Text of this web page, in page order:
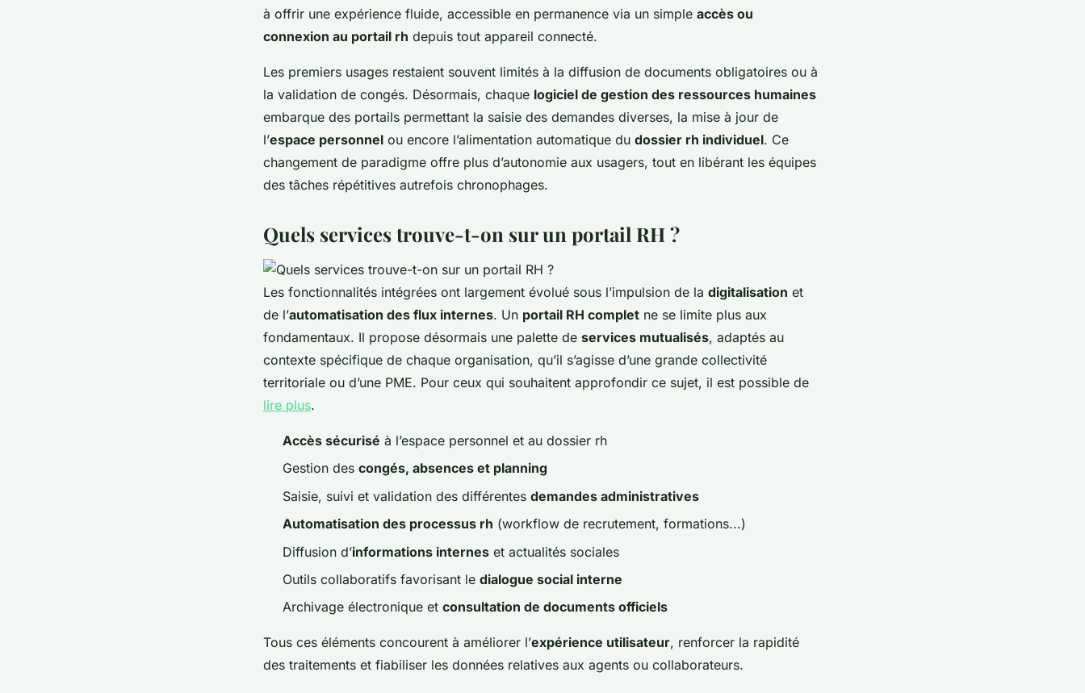
à offrir une expérience fluide, accessible en permanence via un simple accès ou
connexion au portail rh depuis tout appareil connecté.
Les premiers usages restaient souvent limités à la diffusion de documents obligatoires ou à
la validation de congés. Désormais, chaque logiciel de gestion des ressources humaines
embarque des portails permettant la saisie des demandes diverses, la mise à jour de
l’espace personnel ou encore l’alimentation automatique du dossier rh individuel. Ce
changement de paradigme offre plus d’autonomie aux usagers, tout en libérant les équipes
des tâches répétitives autrefois chronophages.
Quels services trouve-t-on sur un portail RH ?
Les fonctionnalités intégrées ont largement évolué sous l’impulsion de la digitalisation et
de l’automatisation des flux internes. Un portail RH complet ne se limite plus aux
fondamentaux. Il propose désormais une palette de services mutualisés, adaptés au
contexte spécifique de chaque organisation, qu’il s’agisse d’une grande collectivité
territoriale ou d’une PME. Pour ceux qui souhaitent approfondir ce sujet, il est possible de
lire plus.
Accès sécurisé à l’espace personnel et au dossier rh
Gestion des congés, absences et planning
Saisie, suivi et validation des différentes demandes administratives
Automatisation des processus rh (workflow de recrutement, formations...)
Diffusion d’informations internes et actualités sociales
Outils collaboratifs favorisant le dialogue social interne
Archivage électronique et consultation de documents officiels
Tous ces éléments concourent à améliorer l’expérience utilisateur, renforcer la rapidité
des traitements et fiabiliser les données relatives aux agents ou collaborateurs.